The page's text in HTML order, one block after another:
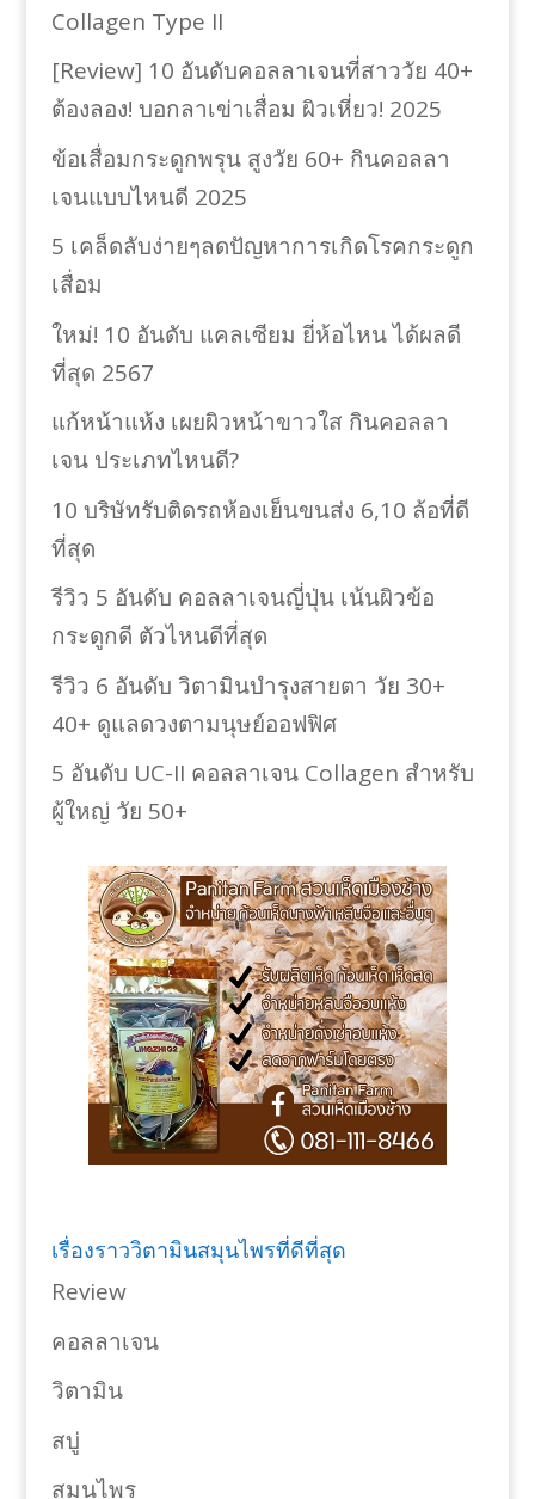
Collagen Type II
[Review] 10 อันดับคอลลาเจนที่สาววัย 40+
ต้องลอง! บอกลาเข่าเสื่อม ผิวเหี่ยว! 2025
ข้อเสื่อมกระดูกพรุน สูงวัย 60+ กินคอลลา
เจนแบบไหนดี 2025
5 เคล็ดลับง่ายๆลดปัญหาการเกิดโรคกระดูก
เสื่อม
ใหม่! 10 อันดับ แคลเซียม ยี่ห้อไหน ได้ผลดี
ที่สุด 2567
แก้หน้าแห้ง เผยผิวหน้าขาวใส กินคอลลา
เจน ประเภทไหนดี?
10 บริษัทรับติดรถห้องเย็นขนส่ง 6,10 ล้อที่ดี
ที่สุด
รีวิว 5 อันดับ คอลลาเจนญี่ปุ่น เน้นผิวข้อ
กระดูกดี ตัวไหนดีที่สุด
รีวิว 6 อันดับ วิตามินบำรุงสายตา วัย 30+
40+ ดูแลดวงตามนุษย์ออฟฟิศ
5 อันดับ UC-II คอลลาเจน Collagen สำหรับ
ผู้ใหญ่ วัย 50+
เรื่องราววิตามินสมุนไพรที่ดีที่สุด
Review
คอลลาเจน
วิตามิน
สบู่
สมุนไพร